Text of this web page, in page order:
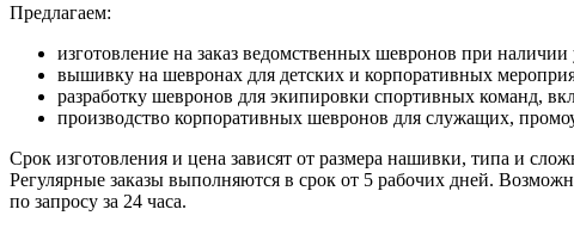
Предлагаем:
изготовление на заказ ведомственных шевронов при наличии
вышивку на шевронах для детских и корпоративных
разработку шевронов для экипировки спортивных команд,
производство корпоративных шевронов для служащих,
Срок изготовления и цена зависят от размера нашивки, типа и
Регулярные заказы выполняются в срок от 5 рабочих дней.
по запросу за 24 часа.